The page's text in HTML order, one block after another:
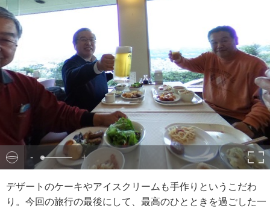
- +
デザートのケーキやアイスクリームも手作りというこだわ
り。今回の旅行の最後にして、最高のひとときを過ごした一